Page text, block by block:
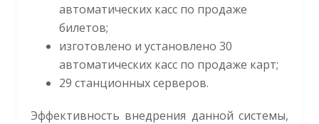
автоматических касс по продаже
билетов;
изготовлено и установлено 30
автоматических касс по продаже карт;
29 станционных серверов.
Эффективность внедрения данной системы,